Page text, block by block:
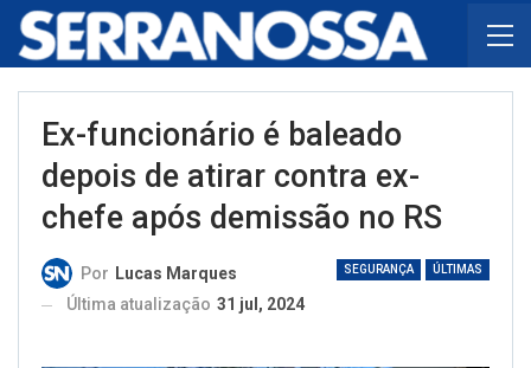
Ex-funcionário é baleado
depois de atirar contra ex-
chefe após demissão no RS
SEGURANÇA ÚLTIMAS
Por Lucas Marques
Última atualização 31 jul, 2024